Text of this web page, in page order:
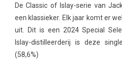
De Classic of Islay-serie van
een klassieker. Elk jaar komt er
uit. Dit is een 2024 Special
Islay-distilleerderij is deze
(58,6%)